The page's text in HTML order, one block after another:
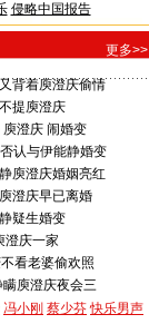
侵略中国报告
更多>>
背着庾澄庆偷情
提庾澄庆
庾澄庆 闹婚变
认与伊能静婚变
庾澄庆婚姻亮红
澄庆早已离婚
疑生婚变
澄庆一家
看老婆偷欢照
瞒庾澄庆夜会三
冯小刚 蔡少芬 快乐男声